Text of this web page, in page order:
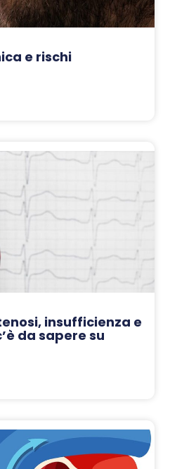
e rischi
insufficienza e
da sapere su